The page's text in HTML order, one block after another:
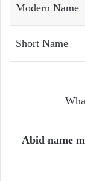
Modern Name
Short Name
Abid name